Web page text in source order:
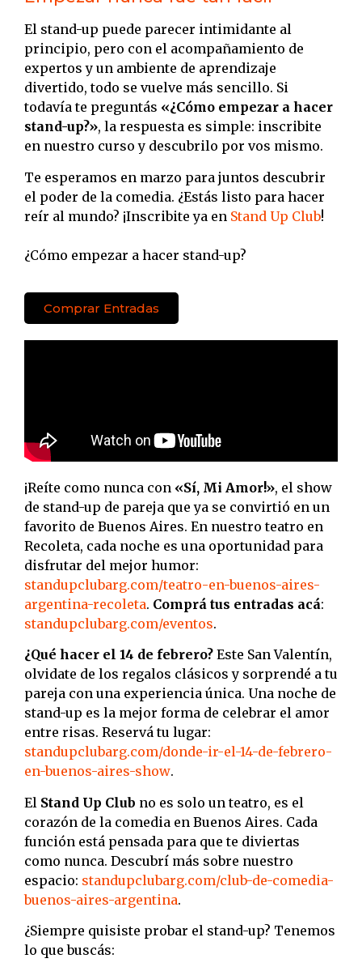
El stand-up puede parecer intimidante al
principio, pero con el acompañamiento de
expertos y un ambiente de aprendizaje
divertido, todo se vuelve más sencillo. Si
todavía te preguntás «¿Cómo empezar a hacer
stand-up?», la respuesta es simple: inscribite
en nuestro curso y descubrilo por vos mismo.
Te esperamos en marzo para juntos descubrir
el poder de la comedia. ¿Estás listo para hacer
reír al mundo? ¡Inscribite ya en Stand Up Club!
¿Cómo empezar a hacer stand-up?
Comprar Entradas
¡Reíte como nunca con «Sí, Mi Amor!», el show
de stand-up de pareja que ya se convirtió en un
favorito de Buenos Aires. En nuestro teatro en
Recoleta, cada noche es una oportunidad para
disfrutar del mejor humor:
standupclubarg.com/teatro-en-buenos-aires-
argentina-recoleta. Comprá tus entradas acá:
standupclubarg.com/eventos.
¿Qué hacer el 14 de febrero? Este San Valentín,
olvidate de los regalos clásicos y sorprendé a tu
pareja con una experiencia única. Una noche de
stand-up es la mejor forma de celebrar el amor
entre risas. Reservá tu lugar:
standupclubarg.com/donde-ir-el-14-de-febrero-
en-buenos-aires-show.
El Stand Up Club no es solo un teatro, es el
corazón de la comedia en Buenos Aires. Cada
función está pensada para que te diviertas
como nunca. Descubrí más sobre nuestro
espacio: standupclubarg.com/club-de-comedia-
buenos-aires-argentina.
¿Siempre quisiste probar el stand-up? Tenemos
lo que buscás: